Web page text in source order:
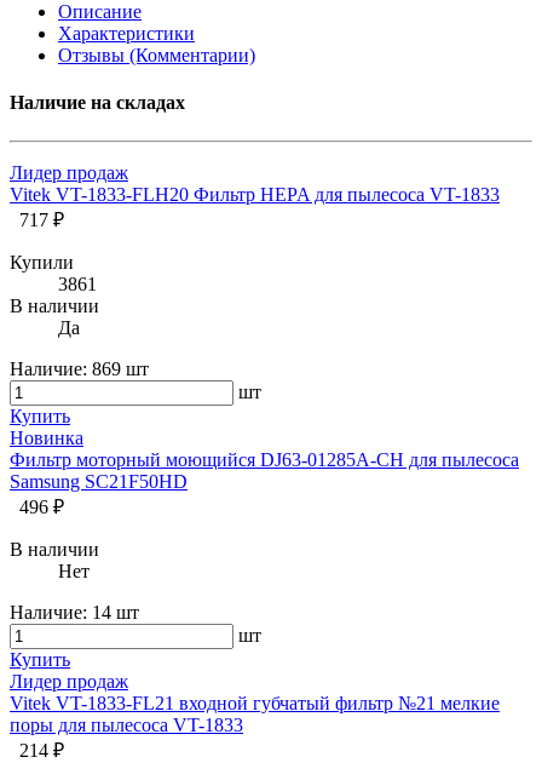
Описание
Характеристики
Отзывы (Комментарии)
Наличие на складах
Лидер продаж
Vitek VT-1833-FLH20 Фильтр HEPA для пылесоса VT-1833
717 ₽
Купили
3861
В наличии
Да
Наличие: 869 шт
шт
Купить
Новинка
Фильтр моторный моющийся DJ63-01285A-CH для пылесоса
Samsung SC21F50HD
496 ₽
В наличии
Нет
Наличие: 14 шт
шт
Купить
Лидер продаж
Vitek VT-1833-FL21 входной губчатый фильтр №21 мелкие
поры для пылесоса VT-1833
214 ₽